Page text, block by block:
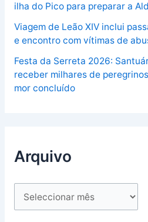
ilha do Pico para preparar a
Viagem de Leão XIV inclui
e encontro com vítimas de
Festa da Serreta 2026:
receber milhares de
mor concluído
Arquivo